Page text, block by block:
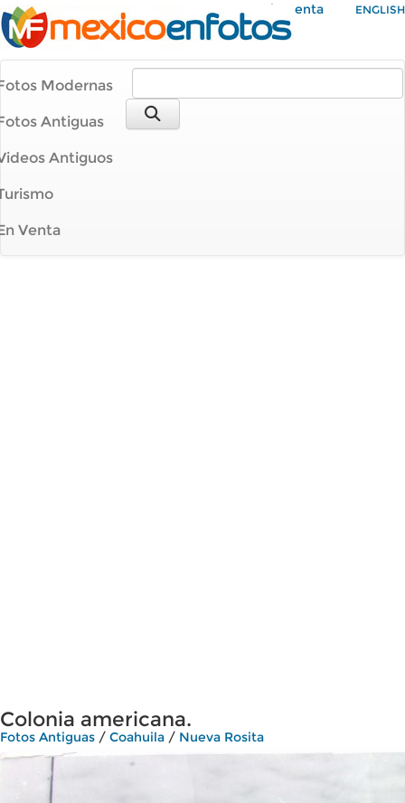
Mi Cuenta ENGLISH
Modernas
Antiguas
Antiguos
Venta
Colonia americana.
Fotos Antiguas / Coahuila / Nueva Rosita